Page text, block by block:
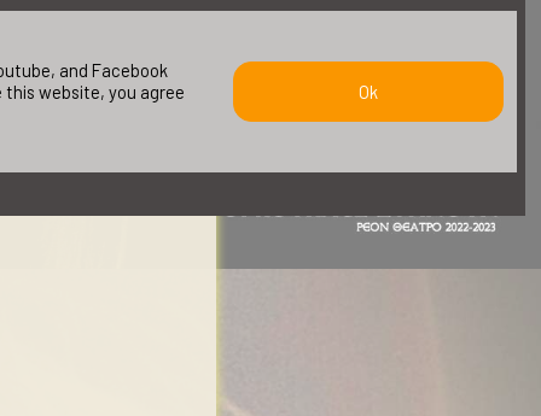
and Facebook
this website, you agree
Ok